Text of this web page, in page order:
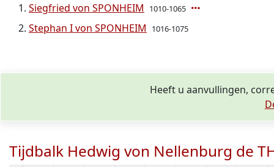
Siegfried von SPONHEIM
1010-1065
Stephan I von SPONHEIM 1016-1075
Heeft u aanvullingen,
Tijdbalk Hedwig von Nellenburg de